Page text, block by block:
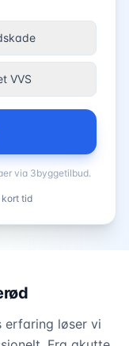
VVS
via 3byggetilbud.
kort tid
erfaring løser vi